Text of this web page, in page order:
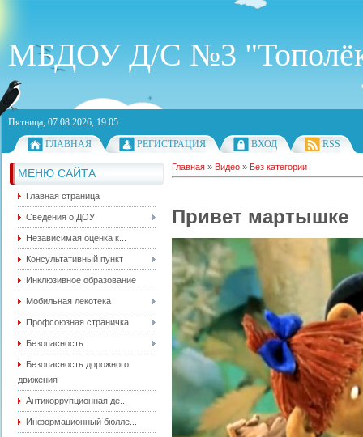
МБДОУ Д/С №3
Пятница, 07.08.2026, 19:05
ГЛАВНАЯ
РЕГИСТРАЦИЯ ВХОД RSS
МЕНЮ САЙТА
Главная страница
Сведения о ДОУ
Независимая оценка к...
Консультативный пункт
Инклюзивное образование
Мобильная лекотека
Профсоюзная страничка
Безопасность
Безопасность дорожного
движения
Антикоррупционная де...
Информационный бюлле...
Главная » Видео » Без категории
Привет мартышке